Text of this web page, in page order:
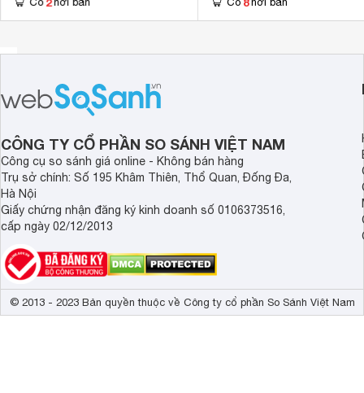
CÔNG TY CỔ PHẦN SO SÁNH VIỆT NAM
Công cụ so sánh giá online - Không bán hàng
Trụ sở chính: Số 195 Khâm Thiên, Thổ Quan, Đống Đa,
Hà Nội
Giấy chứng nhận đăng ký kinh doanh số 0106373516,
cấp ngày 02/12/2013
© 2013 - 2023 Bản quyền thuộc về Công ty cổ phần So Sánh Việt Nam